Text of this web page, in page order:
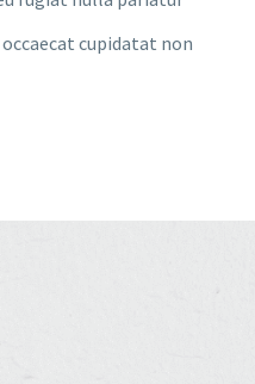
cupidatat non